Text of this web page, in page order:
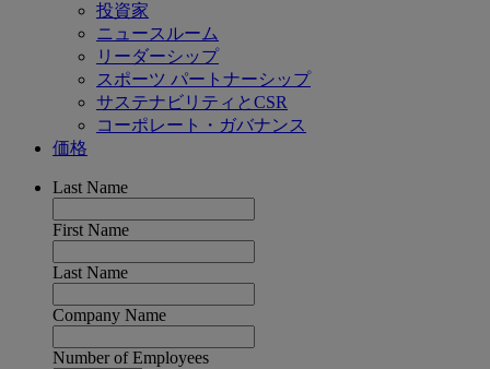
投資家
ニュースルーム
リーダーシップ
スポーツ パートナーシップ
サステナビリティとCSR
コーポレート・ガバナンス
価格
Last Name
First Name
Last Name
Company Name
Number of Employees